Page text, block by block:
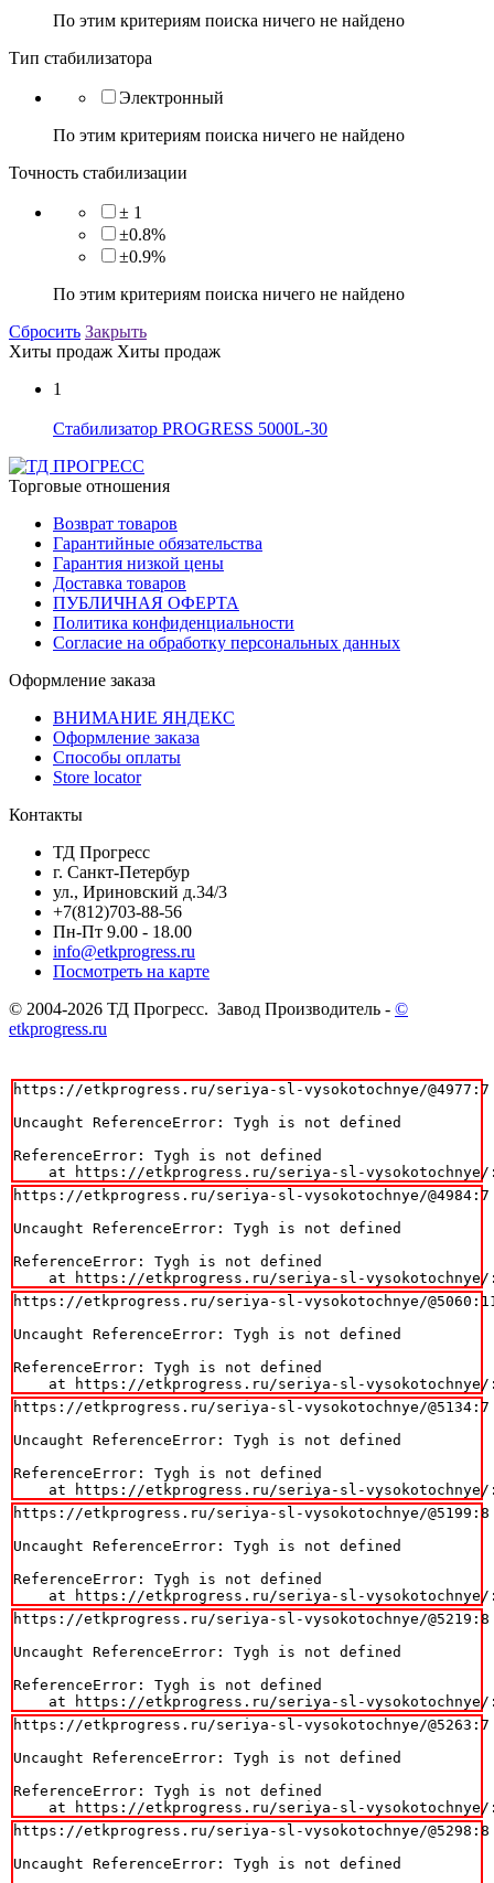
По этим критериям поиска ничего не найдено
Тип стабилизатора
Электронный
По этим критериям поиска ничего не найдено
Точность стабилизации
± 1
±0.8%
±0.9%
По этим критериям поиска ничего не найдено
Сбросить Закрыть
Хиты продаж Хиты продаж
1
Стабилизатор PROGRESS 5000L-30
Торговые отношения
Возврат товаров
Гарантийные обязательства
Гарантия низкой цены
Доставка товаров
ПУБЛИЧНАЯ ОФЕРТА
Политика конфиденциальности
Согласие на обработку персональных данных
Оформление заказа
ВНИМАНИЕ ЯНДЕКС
Оформление заказа
Способы оплаты
Store locator
Контакты
ТД Прогресс
г. Санкт-Петербур
ул., Ириновский д.34/3
+7(812)703-88-56
Пн-Пт 9.00 - 18.00
info@etkprogress.ru
Посмотреть на карте
© 2004-2026 ТД Прогресс. Завод Производитель - ©
etkprogress.ru
https://etkprogress.ru/seriya-sl-vysokotochnye/@4977:7
Uncaught ReferenceError: Tygh is not defined
ReferenceError: Tygh is not defined
at https://etkprogress.ru/seriya-sl-vysokotochnye/
https://etkprogress.ru/seriya-sl-vysokotochnye/@4984:7
Uncaught ReferenceError: Tygh is not defined
ReferenceError: Tygh is not defined
at https://etkprogress.ru/seriya-sl-vysokotochnye/
https://etkprogress.ru/seriya-sl-vysokotochnye/
Uncaught ReferenceError: Tygh is not defined
ReferenceError: Tygh is not defined
at https://etkprogress.ru/seriya-sl-vysokotochnye/
https://etkprogress.ru/seriya-sl-vysokotochnye/@5134:7
Uncaught ReferenceError: Tygh is not defined
ReferenceError: Tygh is not defined
at https://etkprogress.ru/seriya-sl-vysokotochnye/
https://etkprogress.ru/seriya-sl-vysokotochnye/@5199:8
Uncaught ReferenceError: Tygh is not defined
ReferenceError: Tygh is not defined
at https://etkprogress.ru/seriya-sl-vysokotochnye/
https://etkprogress.ru/seriya-sl-vysokotochnye/@5219:8
Uncaught ReferenceError: Tygh is not defined
ReferenceError: Tygh is not defined
at https://etkprogress.ru/seriya-sl-vysokotochnye/
https://etkprogress.ru/seriya-sl-vysokotochnye/@5263:7
Uncaught ReferenceError: Tygh is not defined
ReferenceError: Tygh is not defined
at https://etkprogress.ru/seriya-sl-vysokotochnye/
https://etkprogress.ru/seriya-sl-vysokotochnye/@5298:8
Uncaught ReferenceError: Tygh is not defined